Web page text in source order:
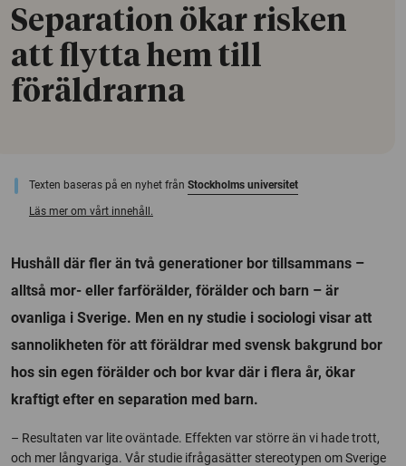
Separation ökar risken
att flytta hem till
föräldrarna
Texten baseras på en nyhet från Stockholms universitet
Läs mer om vårt innehåll.
Hushåll där fler än två generationer bor tillsammans –
alltså mor- eller farförälder, förälder och barn – är
ovanliga i Sverige. Men en ny studie i sociologi visar att
sannolikheten för att föräldrar med svensk bakgrund bor
hos sin egen förälder och bor kvar där i flera år, ökar
kraftigt efter en separation med barn.
– Resultaten var lite oväntade. Effekten var större än vi hade trott,
och mer långvariga. Vår studie ifrågasätter stereotypen om Sverige